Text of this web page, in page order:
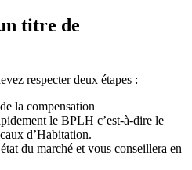
titre de
respecter deux étapes :
la compensation
le BPLH c’est-à-dire le
d’Habitation.
du marché et vous conseillera en